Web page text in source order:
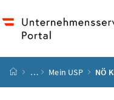
Startseite
… Mein USP NÖ